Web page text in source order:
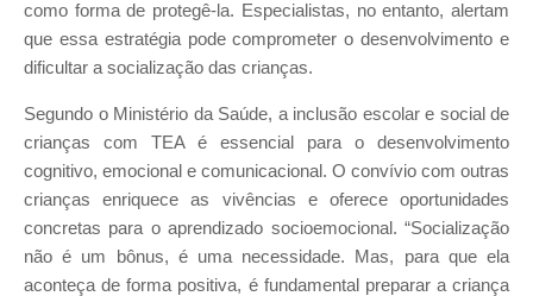
como forma de protegê-la. Especialistas, no entanto, alertam
que essa estratégia pode comprometer o desenvolvimento e
dificultar a socialização das crianças.
Segundo o Ministério da Saúde, a inclusão escolar e social de
crianças com TEA é essencial para o desenvolvimento
cognitivo, emocional e comunicacional. O convívio com outras
crianças enriquece as vivências e oferece oportunidades
concretas para o aprendizado socioemocional. “Socialização
não é um bônus, é uma necessidade. Mas, para que ela
aconteça de forma positiva, é fundamental preparar a criança